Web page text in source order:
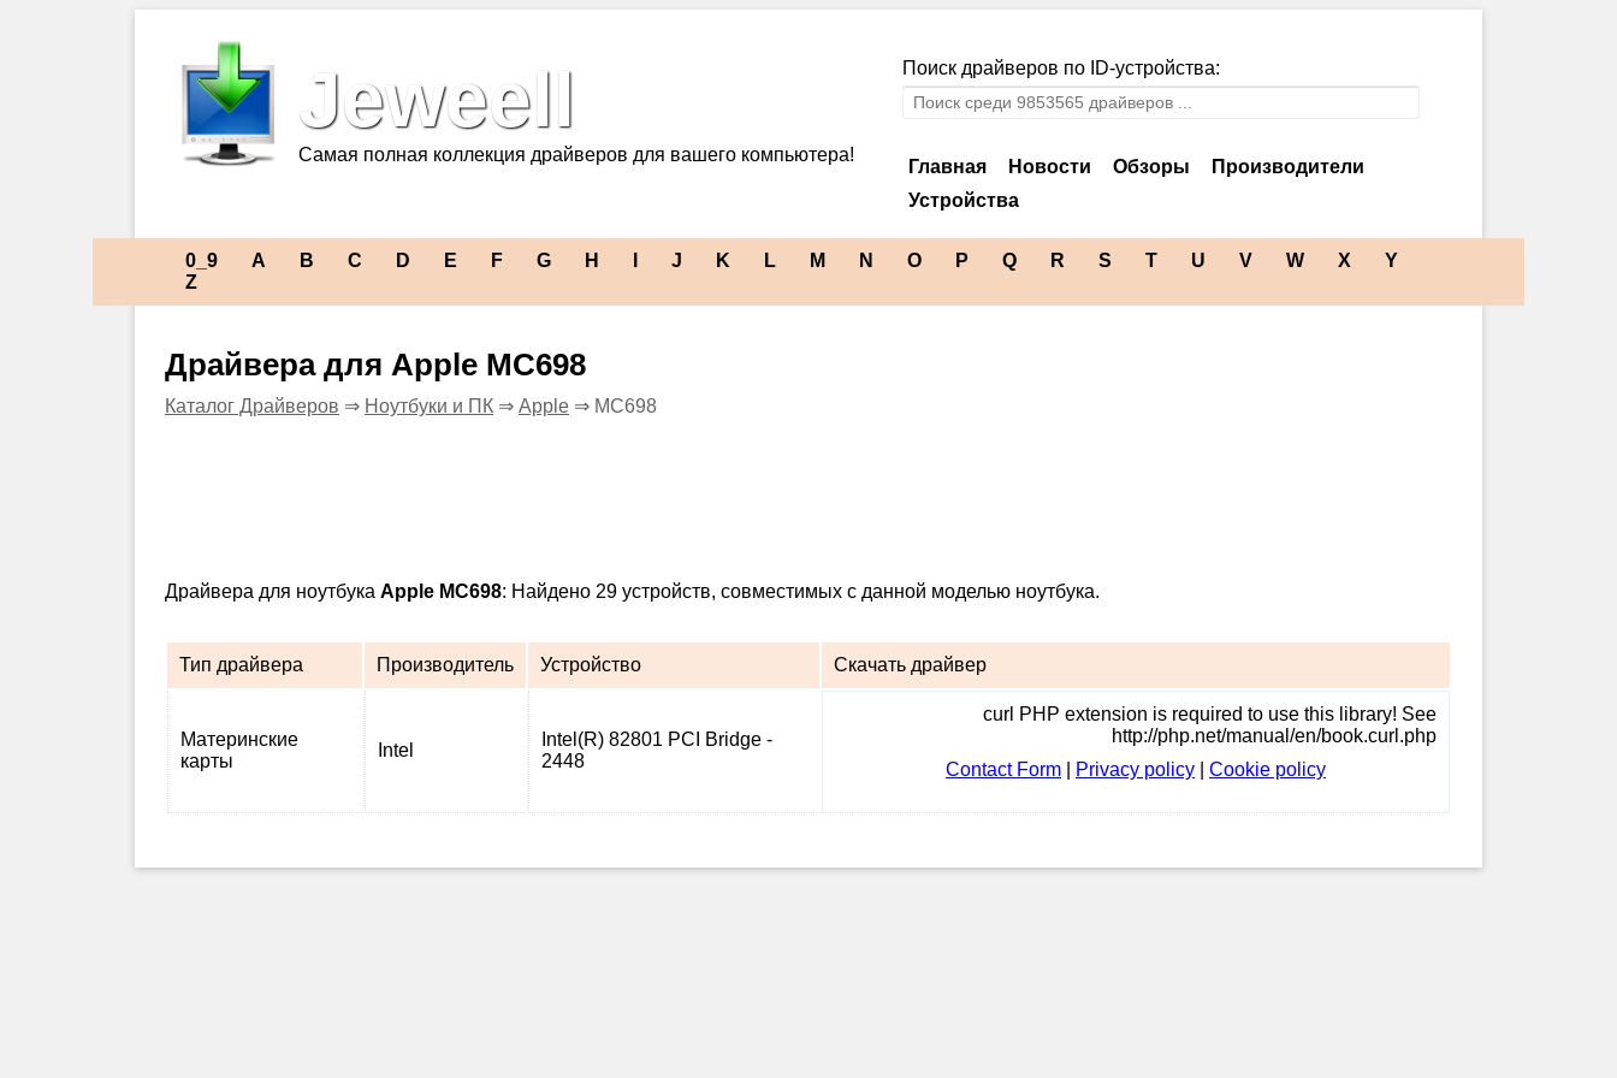
Jeweell
Самая полная коллекция драйверов для вашего компьютера!
Поиск драйверов по ID-устройства:
Главная Новости Обзоры
Производители
Устройства
0_9 A B C D E F G H J K L M N O P Q R S T U V W X
Y
Z
Драйвера для Apple MC698
Каталог Драйверов ⇒ Ноутбуки и ПК ⇒ Apple ⇒ MC698
Драйвера для ноутбука Apple MC698: Найдено 29 устройств, совместимых с данной моделью ноутбука.
Тип драйвера Производитель Устройство Скачать драйвер
Материнские
карты
Intel
Intel(R) 82801 PCI Bridge -
2448
curl PHP extension is required to use this library! See
http://php.net/manual/en/book.curl.php
Contact Form
Privacy policy Cookie policy